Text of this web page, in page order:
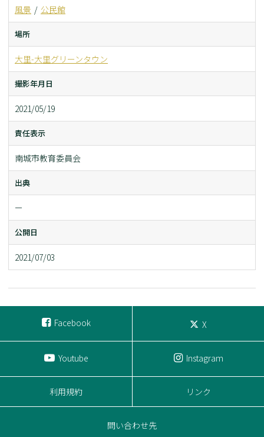
風景 公民館
場所
大里-大里グリーンタウン
撮影年月日
2021/05/19
責任表示
南城市教育委員会
出典
ー
公開日
2021/07/03
Facebook X
Youtube Instagram
利用規約 リンク
問い合わせ先